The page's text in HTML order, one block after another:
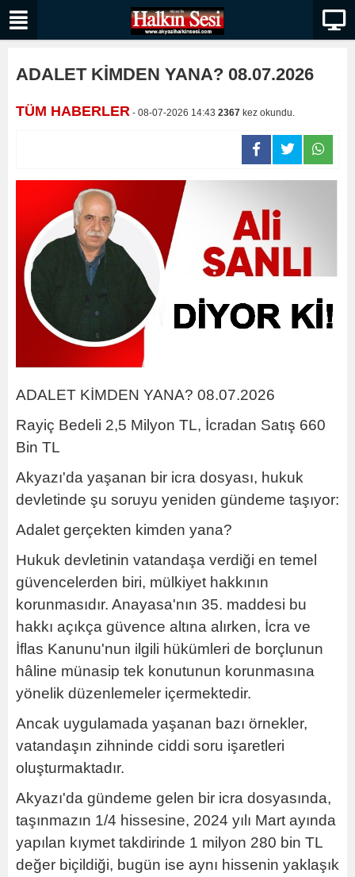
ADALET KİMDEN YANA? 08.07.2026
TÜM HABERLER - 08-07-2026 14:43 2367 kez okundu.
ADALET KİMDEN YANA? 08.07.2026
Rayiç Bedeli 2,5 Milyon TL, İcradan Satış 660
Bin TL
Akyazı'da yaşanan bir icra dosyası, hukuk
devletinde şu soruyu yeniden gündeme taşıyor:
Adalet gerçekten kimden yana?
Hukuk devletinin vatandaşa verdiği en temel
güvencelerden biri, mülkiyet hakkının
korunmasıdır. Anayasa'nın 35. maddesi bu
hakkı açıkça güvence altına alırken, İcra ve
İflas Kanunu'nun ilgili hükümleri de borçlunun
hâline münasip tek konutunun korunmasına
yönelik düzenlemeler içermektedir.
Ancak uygulamada yaşanan bazı örnekler,
vatandaşın zihninde ciddi soru işaretleri
oluşturmaktadır.
Akyazı'da gündeme gelen bir icra dosyasında,
taşınmazın 1/4 hissesine, 2024 yılı Mart ayında
yapılan kıymet takdirinde 1 milyon 280 bin TL
değer biçildiği, bugün ise aynı hissenin yaklaşık